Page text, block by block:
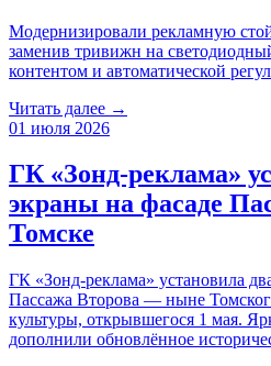
Модернизировали рекламную
заменив тривижн на
контентом и автоматической
Читать далее →
01 июля 2026
ГК «Зонд-реклама»
экраны на фасаде
Томске
ГК «Зонд-реклама» установила
Пассажа Второва — ныне
культуры, открывшегося 1 мая.
дополнили обновлённое